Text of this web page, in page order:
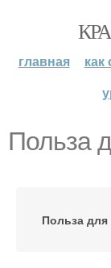
главная как
Польза
Польза